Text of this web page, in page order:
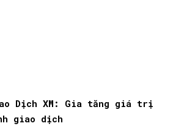
Dịch XM: Gia tăng giá trị
giao dịch